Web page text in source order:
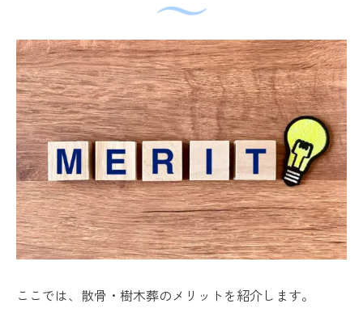
ここでは、散骨・樹木葬のメリットを紹介します。